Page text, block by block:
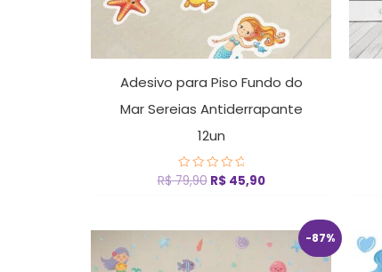
Adesivo para Piso Fundo do
Mar Sereias Antiderrapante
12un
Avaliação
0
R$79,90 R$45,90
-87%
preço
original
preço
atual